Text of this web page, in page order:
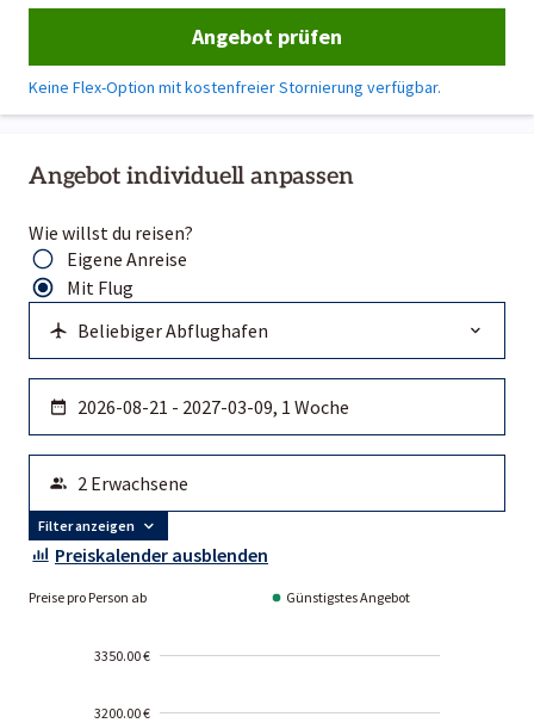
Angebot individuell anpassen
Wie willst du reisen?
Eigene Anreise
Mit Flug
Filter anzeigen
Preiskalender ausblenden
Preise pro Person ab Günstigstes Angebot
3350.00 €
3200.00 €
Angebot prüfen
Keine Flex-Option mit kostenfreier Stornierung verfügbar.